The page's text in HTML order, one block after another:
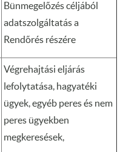
Bünmegelőzés céljából
adatszolgáltatás a
Rendőrés részére
Végrehajtási eljárás
lefolytatása, hagyatéki
ügyek, egyéb peres és nem
peres ügyekben
megkeresések,